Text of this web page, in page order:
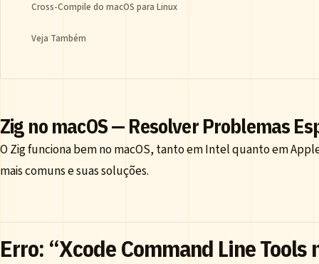
Cross-Compile do macOS para Linux
Veja Também
Zig no macOS — Resolver Problemas
O Zig funciona bem no macOS, tanto em Intel quanto em
mais comuns e suas soluções.
Erro: “Xcode Command Line